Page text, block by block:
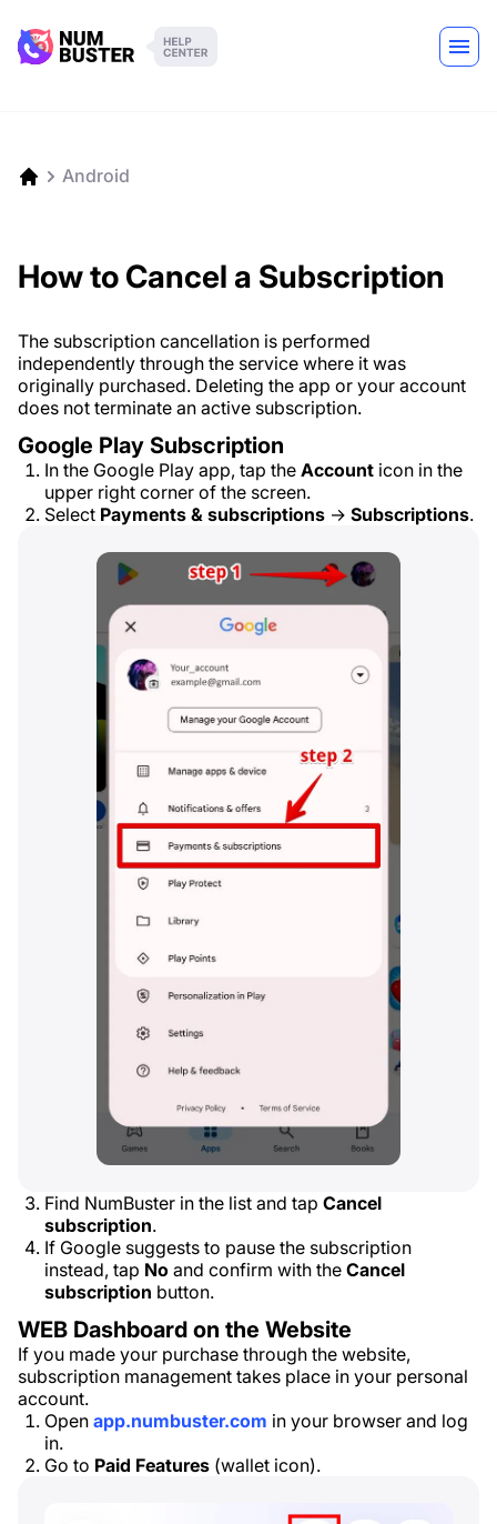
Android
How to Cancel a Subscription
The subscription cancellation is performed
independently through the service where it was
originally purchased. Deleting the app or your account
does not terminate an active subscription.
Google Play Subscription
In the Google Play app, tap the Account icon in the
upper right corner of the screen.
Select Payments & subscriptions → Subscriptions.
Find NumBuster in the list and tap Cancel
subscription.
If Google suggests to pause the subscription
instead, tap No and confirm with the Cancel
subscription button.
WEB Dashboard on the Website
If you made your purchase through the website,
subscription management takes place in your personal
account.
Open app.numbuster.com in your browser and log
in.
Go to Paid Features (wallet icon).